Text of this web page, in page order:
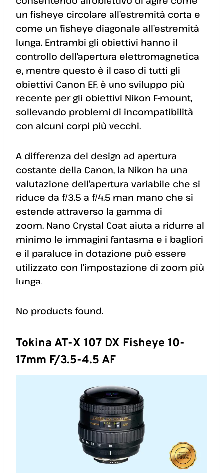
un fisheye circolare all’estremità corta e
come un fisheye diagonale all’estremità
lunga. Entrambi gli obiettivi hanno il
controllo dell’apertura elettromagnetica
e, mentre questo è il caso di tutti gli
obiettivi Canon EF, è uno sviluppo più
recente per gli obiettivi Nikon F-mount,
sollevando problemi di incompatibilità
con alcuni corpi più vecchi.
A differenza del design ad apertura
costante della Canon, la Nikon ha una
valutazione dell’apertura variabile che si
riduce da f/3.5 a f/4.5 man mano che si
estende attraverso la gamma di
zoom. Nano Crystal Coat aiuta a ridurre al
minimo le immagini fantasma e i bagliori
e il paraluce in dotazione può essere
utilizzato con l’impostazione di zoom più
lunga.
No products found.
Tokina AT-X 107 DX Fisheye 10-
17mm F/3.5-4.5 AF